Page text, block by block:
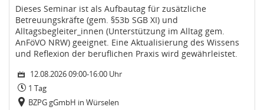
AGB
Dieses Seminar ist als Aufbautag für zusätzliche
Betreuungskräfte (gem. §53b SGB XI) und
Alltagsbegleiter_innen (Unterstützung im Alltag gem.
AnFöVO NRW) geeignet. Eine Aktualisierung des Wissens
und Reflexion der beruflichen Praxis wird gewährleistet.
12.08.2026 09:00-16:00 Uhr
1 Tag
BZPG gGmbH in Würselen